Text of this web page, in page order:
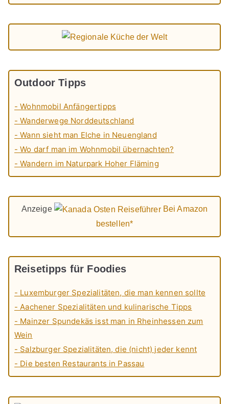
Outdoor Tipps
- Wohnmobil Anfängertipps
- Wanderwege Norddeutschland
- Wann sieht man Elche in Neuengland
- Wo darf man im Wohnmobil übernachten?
- Wandern im Naturpark Hoher Fläming
Anzeige
Bei Amazon
bestellen*
Reisetipps für Foodies
- Luxemburger Spezialitäten, die man kennen sollte
- Aachener Spezialitäten und kulinarische Tipps
- Mainzer Spundekäs isst man in Rheinhessen zum
Wein
- Salzburger Spezialitäten, die (nicht) jeder kennt
- Die besten Restaurants in Passau